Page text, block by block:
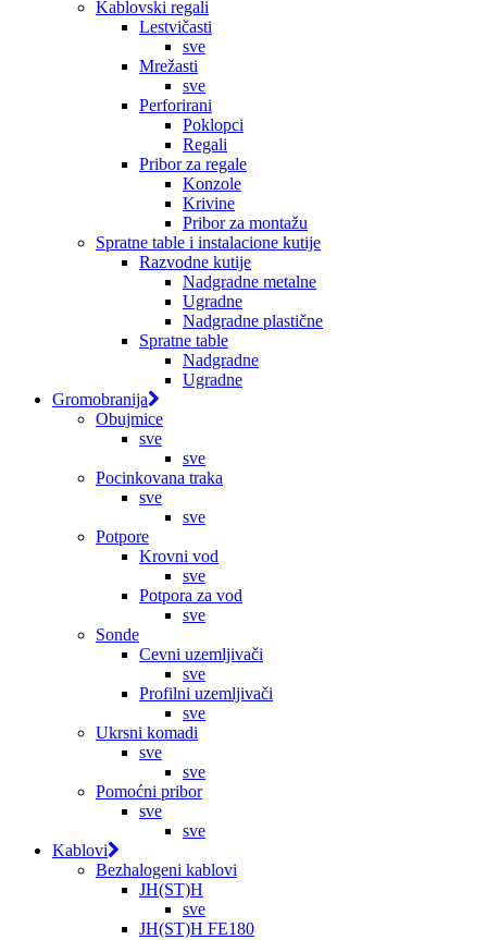
Kablovski regali
Lestvičasti
sve
Mrežasti
sve
Perforirani
Poklopci
Regali
Pribor za regale
Konzole
Krivine
Pribor za montažu
Spratne table i instalacione kutije
Razvodne kutije
Nadgradne metalne
Ugradne
Nadgradne plastične
Spratne table
Nadgradne
Ugradne
Gromobranija
Obujmice
sve
sve
Pocinkovana traka
sve
sve
Potpore
Krovni vod
sve
Potpora za vod
sve
Sonde
Cevni uzemljivači
sve
Profilni uzemljivači
sve
Ukrsni komadi
sve
sve
Pomoćni pribor
sve
sve
Kablovi
Bezhalogeni kablovi
JH(ST)H
sve
JH(ST)H FE180